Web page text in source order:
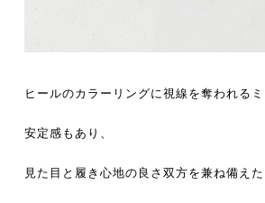
ヒールのカラーリングに視線を奪われる
安定感もあり、
見た目と履き心地の良さ双方を兼ね備えた